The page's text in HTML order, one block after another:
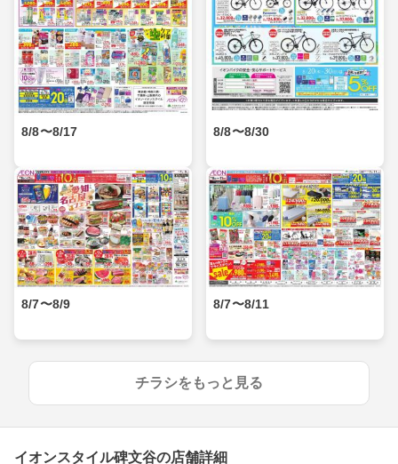
8/8〜8/17 8/8〜8/30
8/7〜8/9 8/7〜8/11
チラシをもっと見る
イオンスタイル碑文谷の店舗詳細